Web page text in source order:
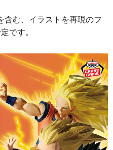
む、イラストを再現のフ
です。